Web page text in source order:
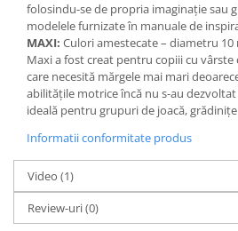
Stimulare vizuala
Terapie de integrare senzorială
folosindu-se de propria imaginație sau
modelele furnizate în manuale de
MAXI: Culori amestecate – diametru 10
Maxi a fost creat pentru copiii cu vârste
care necesită mărgele mai mari
abilitățile motrice încă nu s-au
ideală pentru grupuri de joacă,
Informatii conformitate produs
Video (1)
Review-uri(0)